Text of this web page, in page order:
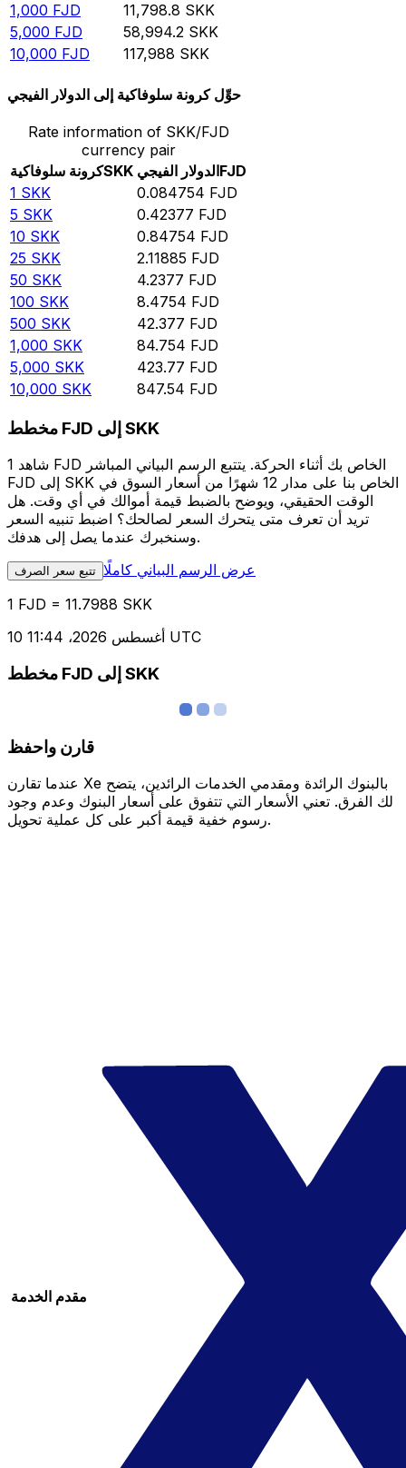
1,000 FJD 11,798.8 SKK
5,000 FJD 58,994.2 SKK
10,000 FJD 117,988 SKK
حوِّل كرونة سلوفاكية إلى الدولار الفيجي
Rate information of SKK/FJD
currency pair
كرونة سلوفاكيةSKK الدولار الفيجيFJD
1 SKK 0.084754 FJD
5 SKK 0.42377 FJD
10 SKK 0.84754 FJD
25 SKK 2.11885 FJD
50 SKK 4.2377 FJD
100 SKK 8.4754 FJD
500 SKK 42.377 FJD
1,000 SKK 84.754 FJD
5,000 SKK 423.77 FJD
10,000 SKK 847.54 FJD
مخطط FJD إلى SKK
شاهد 1 FJD الخاص بك أثناء الحركة. يتتبع الرسم البياني المباشر
FJD إلى SKK الخاص بنا على مدار 12 شهرًا من أسعار السوق في
الوقت الحقيقي، ويوضح بالضبط قيمة أموالك في أي وقت. هل
تريد أن تعرف متى يتحرك السعر لصالحك؟ اضبط تنبيه السعر
وسنخبرك عندما يصل إلى هدفك.
تتبع سعر الصرف عرض الرسم البياني كاملًا
1 FJD = 11.7988 SKK
10 أغسطس 2026، 11:44 UTC
مخطط FJD إلى SKK
قارن واحفظ
عندما تقارن Xe بالبنوك الرائدة ومقدمي الخدمات الرائدين، يتضح
لك الفرق. تعني الأسعار التي تتفوق على أسعار البنوك وعدم وجود
رسوم خفية قيمة أكبر على كل عملية تحويل.
مقدم الخدمة